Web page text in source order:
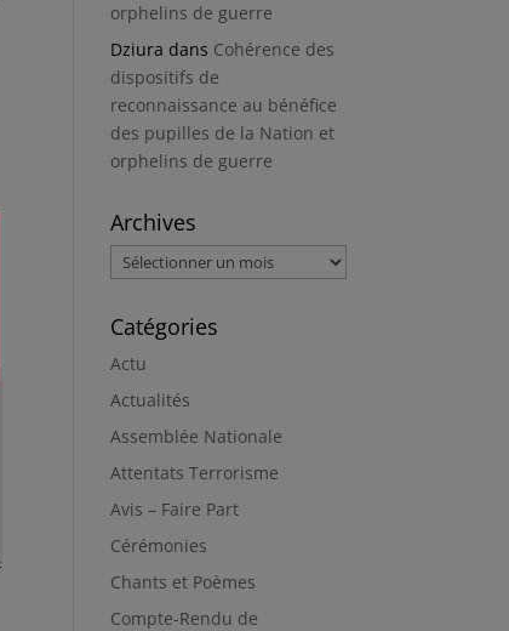
orphelins de guerre
Dziura dans Cohérence des
dispositifs de
reconnaissance au bénéfice
des pupilles de la Nation et
orphelins de guerre
Archives
Archives
Catégories
Actu
Actualités
Assemblée Nationale
Attentats Terrorisme
Avis – Faire Part
Cérémonies
Chants et Poèmes
Compte-Rendu de